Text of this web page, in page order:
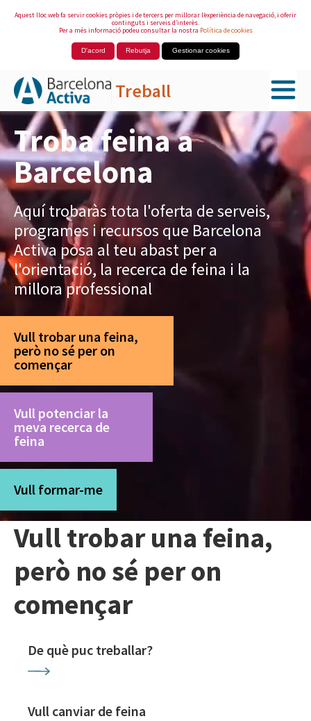
Aquest lloc web fa servir cookies pròpies i de tercers per millorar l’experiència de navegació, i oferir
continguts i serveis d’interès.
Per a més informació podeu consultar la nostra Política de cookies
D'acord Rebutja Gestionar cookies
Treball
Salta al contingut principal
Troba feina a
Barcelona
Aquí trobaràs tota l'oferta de serveis,
programes i recursos que Barcelona
Activa posa al teu abast per a
l'orientació, la recerca de feina i la
millora professional
Vull trobar una feina,
però no sé per on
començar
Vull potenciar la
meva recerca de
feina
Vull formar-me
Vull trobar una feina,
però no sé per on
començar
De què puc treballar?
Vull canviar de feina